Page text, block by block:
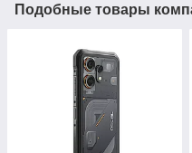
Подобные товары